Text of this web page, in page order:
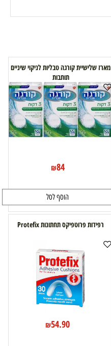
מארז שלישיית קורגה טבליות לניקוי שיניים
תותבות
₪84
הוסף לסל
רפידות פרוטפיקס תחתונות Protefix
₪54.90